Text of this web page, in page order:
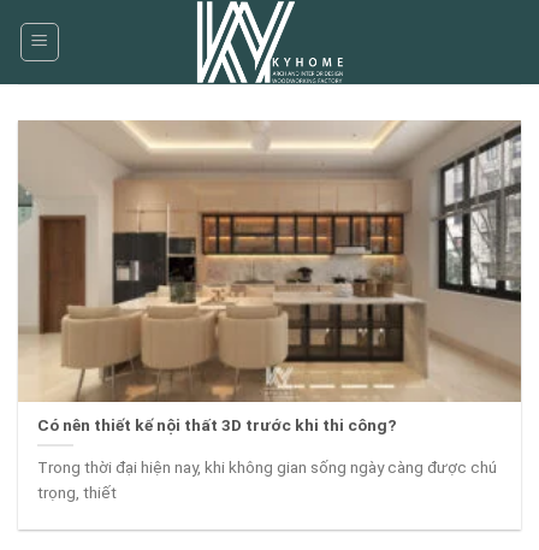
Có nên thiết kế nội thất 3D trước khi thi công?
Trong thời đại hiện nay, khi không gian sống ngày càng được chú
trọng, thiết